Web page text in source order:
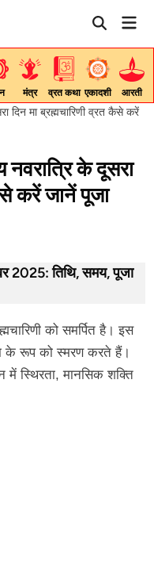
मंत्र व्रत कथा एकादशी आरती
दिन मा ब्रह्मचारिणी व्रत कैसे करें
के दूसरा
करें जानें पूजा
2025: तिथि, समय, पूजा
को समर्पित है। इस
के रूप को स्मरण करते हैं।
स्थिरता, मानसिक शक्ति